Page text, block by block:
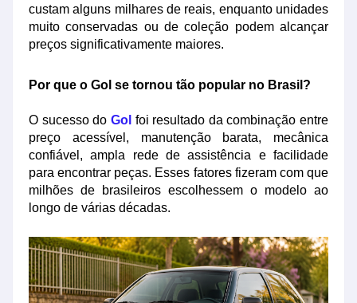
custam alguns milhares de reais, enquanto unidades
muito conservadas ou de coleção podem alcançar
preços significativamente maiores.
Por que o Gol se tornou tão popular no Brasil?
O sucesso do Gol foi resultado da combinação entre
preço acessível, manutenção barata, mecânica
confiável, ampla rede de assistência e facilidade
para encontrar peças. Esses fatores fizeram com que
milhões de brasileiros escolhessem o modelo ao
longo de várias décadas.